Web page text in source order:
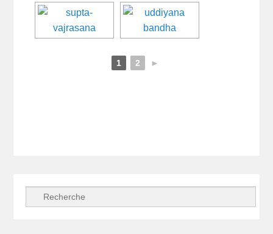
1 2 ►
Recherche